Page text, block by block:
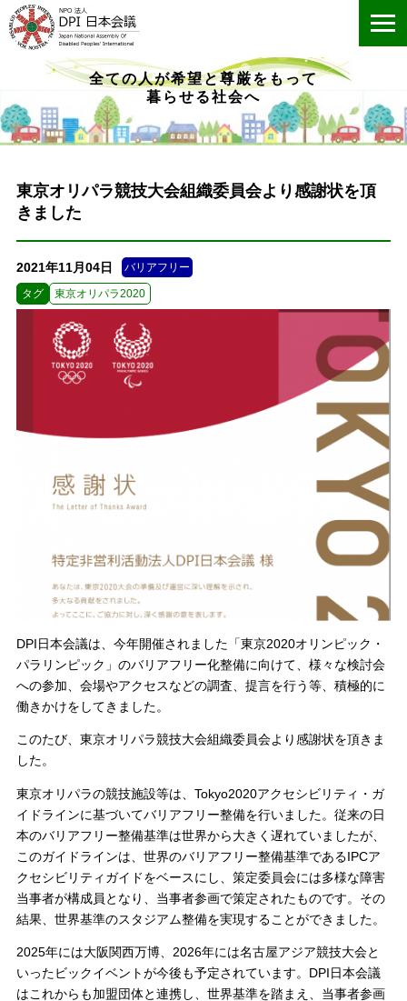
全ての人が希望と尊厳をもって
暮らせる社会へ
東京オリパラ競技大会組織委員会より感謝状を頂
きました
2021年11月04日 バリアフリー
タグ 東京オリパラ2020
DPI日本会議は、今年開催されました「東京2020オリンピック・
パラリンピック」のバリアフリー化整備に向けて、様々な検討会
への参加、会場やアクセスなどの調査、提言を行う等、積極的に
働きかけをしてきました。
このたび、東京オリパラ競技大会組織委員会より感謝状を頂きま
した。
東京オリパラの競技施設等は、Tokyo2020アクセシビリティ・ガ
イドラインに基づいてバリアフリー整備を行いました。従来の日
本のバリアフリー整備基準は世界から大きく遅れていましたが、
このガイドラインは、世界のバリアフリー整備基準であるIPCア
クセシビリティガイドをベースにし、策定委員会には多様な障害
当事者が構成員となり、当事者参画で策定されたものです。その
結果、世界基準のスタジアム整備を実現することができました。
2025年には大阪関西万博、2026年には名古屋アジア競技大会と
いったビックイベントが今後も予定されています。DPI日本会議
はこれからも加盟団体と連携し、世界基準を踏まえ、当事者参画